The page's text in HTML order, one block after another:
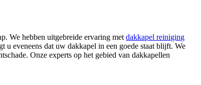
We hebben uitgebreide ervaring metdakkapel reiniging
eveneens dat uw dakkapel in een goede staat blijft. We
Onze experts op het gebied van dakkapellen